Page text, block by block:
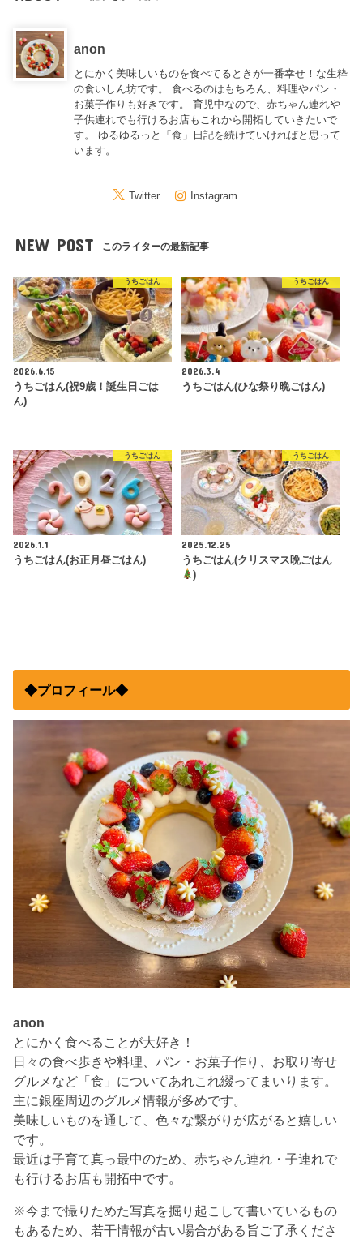
anon
とにかく美味しいものを食べてるときが一番幸せ！な生粋
の食いしん坊です。 食べるのはもちろん、料理やパン・
お菓子作りも好きです。 育児中なので、赤ちゃん連れや
子供連れでも行けるお店もこれから開拓していきたいで
す。 ゆるゆるっと「食」日記を続けていければと思って
います。
Twitter Instagram
NEW POST このライターの最新記事
うちごはん
2026.6.15
うちごはん(祝9歳！誕生日ごは
ん)
うちごはん
2026.3.4
うちごはん(ひな祭り晩ごはん)
うちごはん
2026.1.1
うちごはん(お正月昼ごはん)
うちごはん
2025.12.25
うちごはん(クリスマス晩ごはん
)
◆プロフィール◆
anon
とにかく食べることが大好き！
日々の食べ歩きや料理、パン・お菓子作り、お取り寄せ
グルメなど「食」についてあれこれ綴ってまいります。
主に銀座周辺のグルメ情報が多めです。
美味しいものを通して、色々な繋がりが広がると嬉しい
です。
最近は子育て真っ最中のため、赤ちゃん連れ・子連れで
も行けるお店も開拓中です。
※今まで撮りためた写真を掘り起こして書いているもの
もあるため、若干情報が古い場合がある旨ご了承くださ